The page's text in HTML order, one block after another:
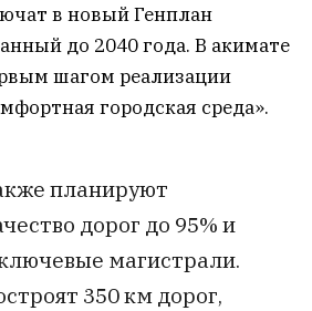
в новый Генплан
до 2040 года. В акимате
шагом реализации
городская среда».
планируют
дорог до 95% и
магистрали.
350 км дорог,